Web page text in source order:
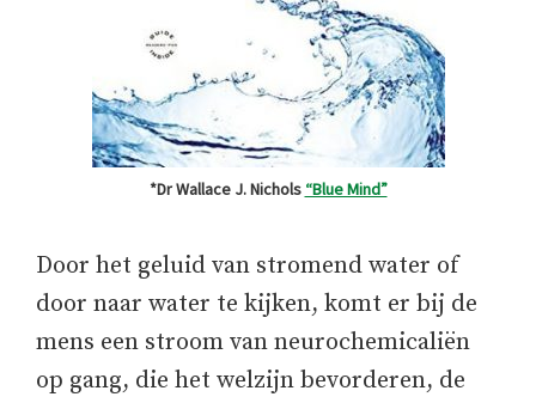
*Dr Wallace J. Nichols “Blue Mind”
Door het geluid van stromend water of
door naar water te kijken, komt er bij de
mens een stroom van neurochemicaliën
op gang, die het welzijn bevorderen, de